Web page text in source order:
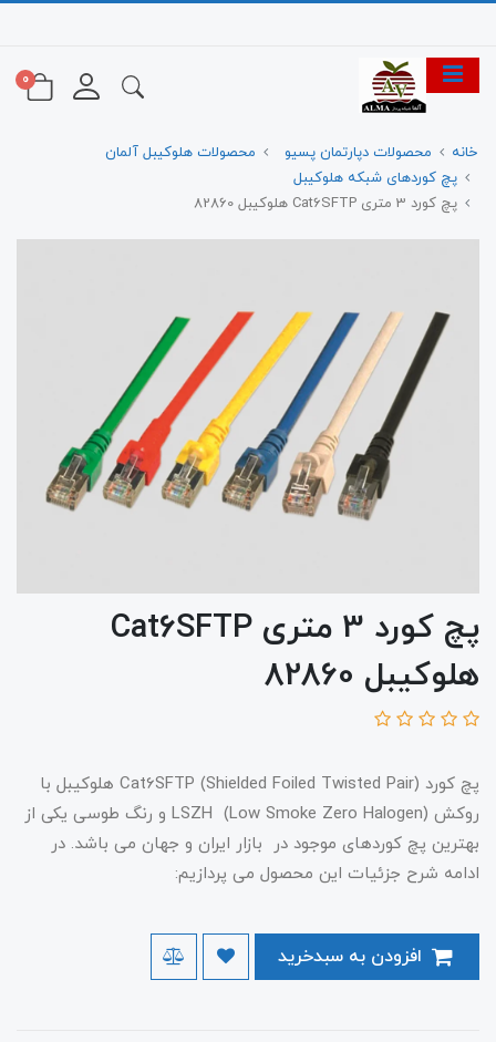
0
خانه محصولات دپارتمان پسیو
محصولات هلوکیبل آلمان
پچ کوردهای شبکه هلوکیبل
پچ کورد 3 متری Cat6SFTP هلوکیبل 82860
پچ کورد 3 متری Cat6SFTP
هلوکیبل 82860
پچ کورد Cat6SFTP (Shielded Foiled Twisted Pair) هلوکیبل با
روکش LSZH (Low Smoke Zero Halogen) و رنگ طوسی یکی از
بهترین پچ کوردهای موجود در بازار ایران و جهان می باشد. در
ادامه شرح جزئیات این محصول می پردازیم: